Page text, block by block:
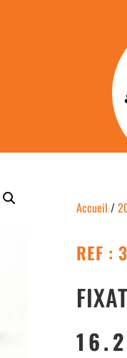
Accueil /
REF :